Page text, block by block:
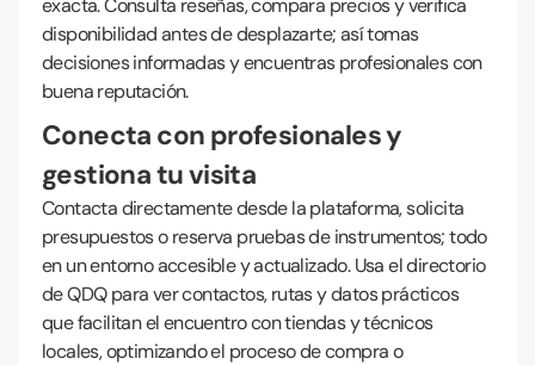
exacta. Consulta reseñas, compara precios y verifica
disponibilidad antes de desplazarte; así tomas
decisiones informadas y encuentras profesionales con
buena reputación.
Conecta con profesionales y
gestiona tu visita
Contacta directamente desde la plataforma, solicita
presupuestos o reserva pruebas de instrumentos; todo
en un entorno accesible y actualizado. Usa el directorio
de QDQ para ver contactos, rutas y datos prácticos
que facilitan el encuentro con tiendas y técnicos
locales, optimizando el proceso de compra o